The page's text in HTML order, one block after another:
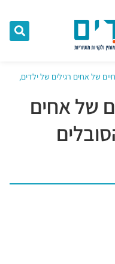
של אחים רגילים של ילדים,
של אחים